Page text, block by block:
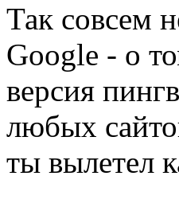
Так совсем
Google - о
версия
любых
ты вылетел